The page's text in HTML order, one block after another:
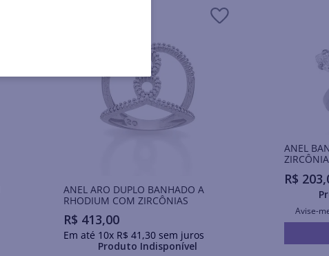
ANEL ARO DUPLO BANHADO A
RHODIUM COM ZIRCÔNIAS
R$ 413,00
Em até 10x R$ 41 ,30sem juros
Produto Indisponível
ANEL
R$ 203,
Avise-